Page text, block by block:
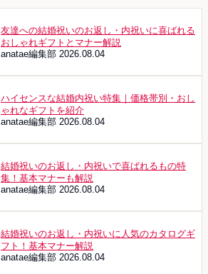
友達への結婚祝いのお返し・内祝いに喜ばれる
おしゃれギフトとマナー解説
anatae編集部 2026.08.04
ハイセンスな結婚内祝い特集｜価格帯別・おし
ゃれなギフトを紹介
anatae編集部 2026.08.04
結婚祝いのお返し・内祝いで喜ばれるもの特
集！基本マナーも解説
anatae編集部 2026.08.04
結婚祝いのお返し・内祝いに人気のカタログギ
フト！基本マナー解説
anatae編集部 2026.08.04